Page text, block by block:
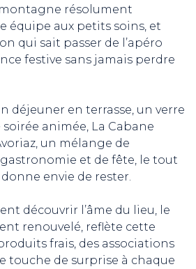
résolument
équipe aux petits soins, et
qui sait passer de l’apéro
festive sans jamais perdre
déjeuner en terrasse, un verre
animée, La Cabane
un mélange de
et de fête, le tout
envie de rester.
découvrir l’âme du lieu, le
renouvelé, reflète cette
frais, des associations
touche de surprise à chaque